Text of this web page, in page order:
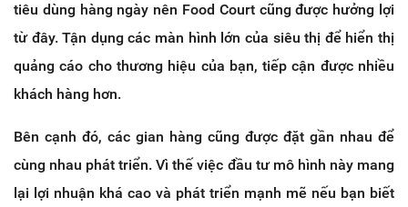
tiêu dùng hàng ngày nên Food Court cũng được hưởng lợi
từ đây. Tận dụng các màn hình lớn của siêu thị để hiển thị
quảng cáo cho thương hiệu của bạn, tiếp cận được nhiều
khách hàng hơn.
Bên cạnh đó, các gian hàng cũng được đặt gần nhau để
cùng nhau phát triển. Vì thế việc đầu tư mô hình này mang
lại lợi nhuận khá cao và phát triển mạnh mẽ nếu bạn biết